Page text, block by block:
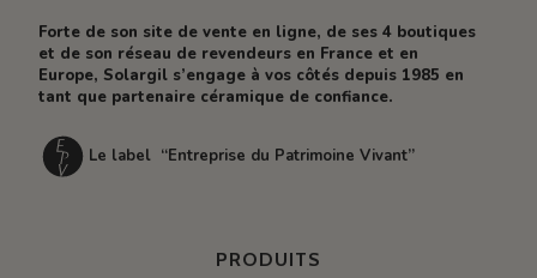
Forte de son site de vente en ligne, de ses 4 boutiques
et de son réseau de revendeurs en France et en
Europe, Solargil s’engage à vos côtés depuis 1985 en
tant que partenaire céramique de confiance.
Le label “Entreprise du Patrimoine Vivant”
PRODUITS